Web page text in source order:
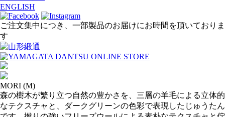
ENGLISH
ご注文集中につき、一部製品のお届けにお時間を頂いておりま
す
MORI (M)
森の樹木が繁り立つ自然の豊かさを、三層の羊毛による立体的
なテクスチャと、ダークグリーンの色彩で表現したじゅうたん